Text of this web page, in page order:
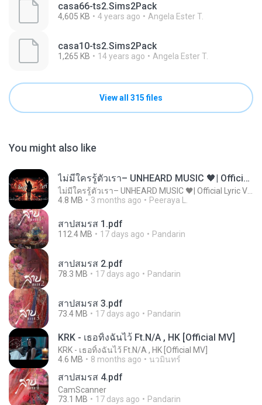
casa66-ts2.Sims2Pack
4,605 KB 4 years ago Angela Ester T.
casa10-ts2.Sims2Pack
1,265 KB 14 years ago Angela Ester T.
View all 315 files
You might also like
ไม่มีใครรู้ตัวเรา– UNHEARD MUSIC 🖤| Official Lyric Video | เพลงสู้ชีวิต
4.8 MB
3 months ago Peeraya L.
สาปสมรส 1.pdf
112.4 MB 17 days ago Pandarin
สาปสมรส 2.pdf
78.3 MB 17 days ago Pandarin
สาปสมรส 3.pdf
73.4 MB 17 days ago Pandarin
KRK - เธอทิ้งฉันไว้ Ft.N/A , HK [Official MV]
KRK - เธอทิ้งฉันไว้ Ft.N/A , HK [Official MV]
4.6 MB
8 months ago นวมินทร์
สาปสมรส 4.pdf
CamScanner
73.1 MB
17 days ago Pandarin